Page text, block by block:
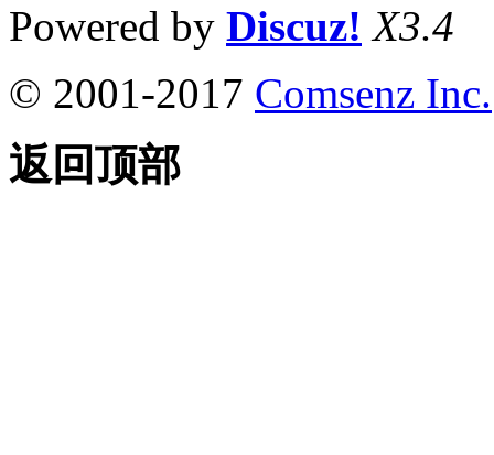
Powered by Discuz! X3.4
© 2001-2017 Comsenz Inc.
返回顶部